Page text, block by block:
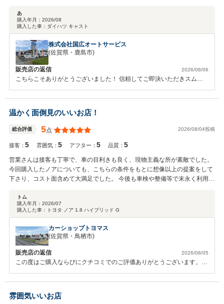
あ
購入年月： 2026/08
購入した車： ダイハツ キャスト
株式会社国広オートサービス
(佐賀県・鹿島市)
販売店の返信 2026/08/06
こちらこそありがとうございました！ 信頼してご即決いただきスムー
ライフパートナーとして努力して参りますので何かございましたらお気
温かく面倒見のいいお店！
総合評価 5点 2026/08/04投稿
接客：5 雰囲気：5 アフター：5 品質：5
営業さんは接客も丁寧で、車の目利きも良く、現物主義な所が素敵でした。
今回購入したノアについても、こちらの条件をもとに想像以上の提案をして
下さり、コスト面含めて大満足でした。 今後も車検や整備等で末永く利用さ
トム
購入年月： 2026/07
購入した車：
トヨタ ノア 1.8 ハイブリッド G
カーショップトヨマス
(佐賀県・鳥栖市)
販売店の返信 2026/08/05
この度はご購入ならびにクチコミでのご評価ありがとうございます。た
いへん喜んで頂けて私も嬉しく思います。なお当店では定期的にお子様
向けイベント等も開催しておりますので、これからもご家族皆様でお越
しください。(担当フジワラ)
雰囲気いいお店